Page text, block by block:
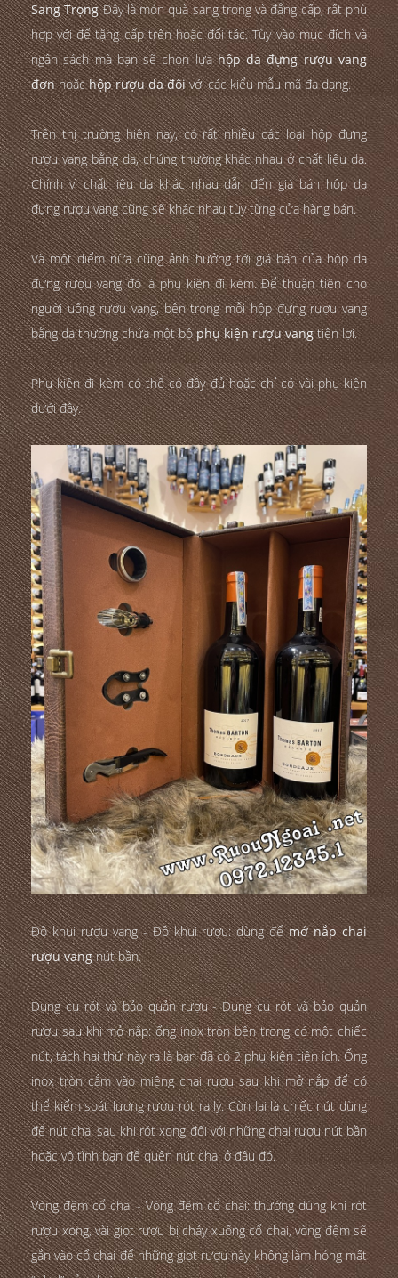
Sang TrọngĐây là món quà sang trọng và đẳng cấp, rất phù
hợp với để tặng cấp trên hoặc đối tác. Tùy vào mục đích và
ngân sách mà bạn sẽ chọn lựahộp da đựng rượu vang
đơnhoặchộp rượu da đôivới các kiểu mẫu mã đa dạng.
Trên thị trường hiện nay, có rất nhiều các loại hộp đựng
rượu vang bằng da, chúng thường khác nhau ở chất liệu da.
Chính vì chất liệu da khác nhau dẫn đến giá bán hộp da
đựng rượu vang cũng sẽ khác nhau tùy từng cửa hàng bán.
Và một điểm nữa cũng ảnh hưởng tới giá bán của hộp da
đựng rượu vang đó là phụ kiện đi kèm. Để thuận tiện cho
người uống rượu vang, bên trong mỗi hộp đựng rượu vang
bằng da thường chứa một bộphụ kiện rượu vangtiện lợi.
Phụ kiện đi kèm có thể có đầy đủ hoặc chỉ có vài phụ kiện
dưới đây.
Đồ khui rượu vang - Đồ khui rượu: dùng đểmở nắp chai
rượu vangnút bần.
Dụng cụ rót và bảo quản rượu - Dụng cụ rót và bảo quản
rượu sau khi mở nắp: ống inox tròn bên trong có một chiếc
nút, tách hai thứ này ra là bạn đã có 2 phụ kiện tiện ích. Ống
inox tròn cắm vào miệng chai rượu sau khi mở nắp để có
thể kiểm soát lượng rượu rót ra ly. Còn lại là chiếc nút dùng
để nút chai sau khi rót xong đối với những chai rượu nút bần
hoặc vô tình bạn để quên nút chai ở đâu đó.
Vòng đệm cổ chai - Vòng đệm cổ chai: thường dùng khi rót
rượu xong, vài giọt rượu bị chảy xuống cổ chai, vòng đệm sẽ
gắn vào cổ chai để những giọt rượu này không làm hỏng mất